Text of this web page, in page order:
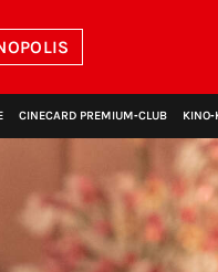
CINECARD PREMIUM‑CLUB